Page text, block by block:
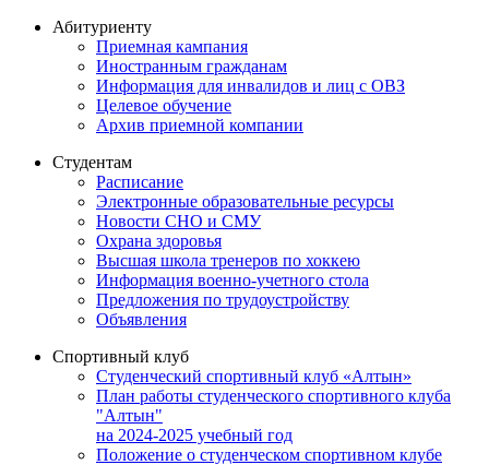
Абитуриенту
Приемная кампания
Иностранным гражданам
Информация для инвалидов и лиц с ОВЗ
Целевое обучение
Архив приемной компании
Студентам
Расписание
Электронные образовательные ресурсы
Новости СНО и СМУ
Охрана здоровья
Высшая школа тренеров по хоккею
Информация военно-учетного стола
Предложения по трудоустройству
Объявления
Спортивный клуб
Студенческий спортивный клуб «Алтын»
План работы студенческого спортивного клуба
"Алтын"
на 2024-2025 учебный год
Положение о студенческом спортивном клубе